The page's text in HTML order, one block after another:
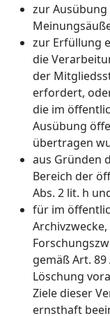
zur Ausübung
zur Erfüllung
die
der
erfordert,
die im
Ausübung
übertragen
aus Gründen
Bereich der
Abs. 2 lit. h
für im
gemäß Art. 89
Löschung
Ziele dieser
ernsthaft